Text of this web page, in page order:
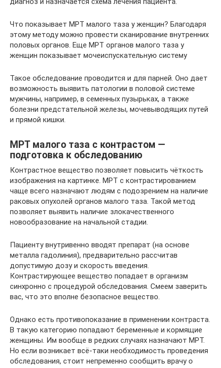
Что показывает МРТ малого таза у женщин? Благодаря
этому методу можно провести сканирование внутренних
половых органов. Еще МРТ органов малого таза у
женщин показывает мочеиспускательную систему
Такое обследование проводится и для парней. Оно дает
возможность выявить патологии в половой системе
мужчины, например, в семенных пузырьках, а также
болезни предстательной железы, мочевыводящих путей
и прямой кишки.
МРТ малого таза с контрастом —
подготовка к обследованию
Контрастное вещество позволяет повысить чёткость
изображения на картинке. МРТ с контрастированием
чаще всего назначают людям с подозрением на наличие
раковых опухолей органов малого таза. Такой метод
позволяет выявить наличие злокачественного
новообразование на начальной стадии.
Пациенту внутривенно вводят препарат (на основе
металла гадолиния), предварительно рассчитав
допустимую дозу и скорость введения.
Контрастирующее вещество попадает в организм
синхронно с процедурой обследования. Смеем заверить
вас, что это вполне безопасное вещество.
Однако есть противопоказание в применении контраста.
В такую категорию попадают беременные и кормящие
женщины. Им вообще в редких случаях назначают МРТ.
Но если возникает всё-таки необходимость проведения
обследования, стоит непременно сообщить врачу о